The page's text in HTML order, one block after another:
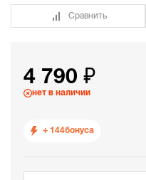
Сравнить
4 790 ₽
нет в наличии
+ 144бонуса